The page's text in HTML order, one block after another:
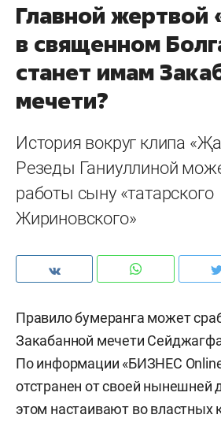
Главной жертвой
в священном
станет имам
мечети?
История вокруг клипа
Резеды Ганиуллиной
работы сыну «татарского
Жириновского»
Правило бумеранга может
Закабанной мечети
По информации «БИЗНЕС
отстранен от своей нынешней
этом настаивают во властных